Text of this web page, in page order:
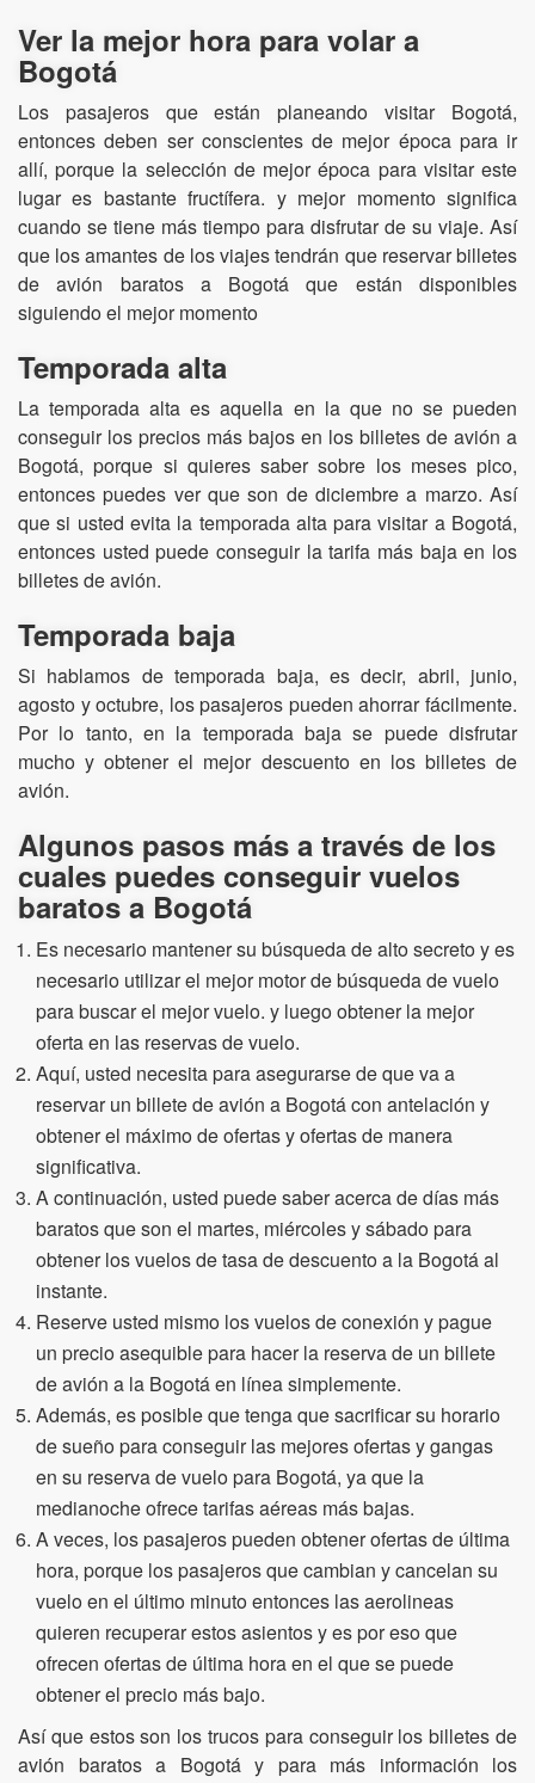
Ver la mejor hora para volar a
Bogotá
Los pasajeros que están planeando visitar Bogotá,
entonces deben ser conscientes de mejor época para ir
allí, porque la selección de mejor época para visitar este
lugar es bastante fructífera. y mejor momento significa
cuando se tiene más tiempo para disfrutar de su viaje. Así
que los amantes de los viajes tendrán que reservar billetes
de avión baratos a Bogotá que están disponibles
siguiendo el mejor momento
Temporada alta
La temporada alta es aquella en la que no se pueden
conseguir los precios más bajos en los billetes de avión a
Bogotá, porque si quieres saber sobre los meses pico,
entonces puedes ver que son de diciembre a marzo. Así
que si usted evita la temporada alta para visitar a Bogotá,
entonces usted puede conseguir la tarifa más baja en los
billetes de avión.
Temporada baja
Si hablamos de temporada baja, es decir, abril, junio,
agosto y octubre, los pasajeros pueden ahorrar fácilmente.
Por lo tanto, en la temporada baja se puede disfrutar
mucho y obtener el mejor descuento en los billetes de
avión.
Algunos pasos más a través de los
cuales puedes conseguir vuelos
baratos a Bogotá
Es necesario mantener su búsqueda de alto secreto y es
necesario utilizar el mejor motor de búsqueda de vuelo
para buscar el mejor vuelo. y luego obtener la mejor
oferta en las reservas de vuelo.
Aquí, usted necesita para asegurarse de que va a
reservar un billete de avión a Bogotá con antelación y
obtener el máximo de ofertas y ofertas de manera
significativa.
A continuación, usted puede saber acerca de días más
baratos que son el martes, miércoles y sábado para
obtener los vuelos de tasa de descuento a la Bogotá al
instante.
Reserve usted mismo los vuelos de conexión y pague
un precio asequible para hacer la reserva de un billete
de avión a la Bogotá en línea simplemente.
Además, es posible que tenga que sacrificar su horario
de sueño para conseguir las mejores ofertas y gangas
en su reserva de vuelo para Bogotá, ya que la
medianoche ofrece tarifas aéreas más bajas.
A veces, los pasajeros pueden obtener ofertas de última
hora, porque los pasajeros que cambian y cancelan su
vuelo en el último minuto entonces las aerolineas
quieren recuperar estos asientos y es por eso que
ofrecen ofertas de última hora en el que se puede
obtener el precio más bajo.
Así que estos son los trucos para conseguir los billetes de
avión baratos a Bogotá y para más información los